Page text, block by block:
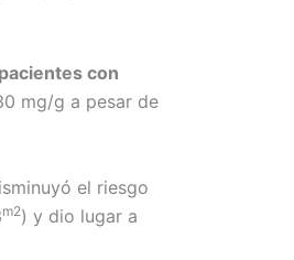
con
mg/g a pesar de
el riesgo
m2) y dio lugar a